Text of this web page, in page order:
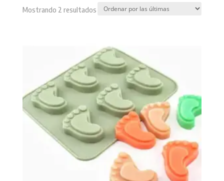
Mostrando 2 resultadosSorted